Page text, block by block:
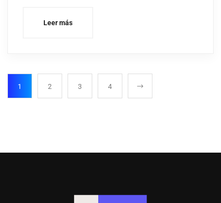
Leer más
1 2 3 4